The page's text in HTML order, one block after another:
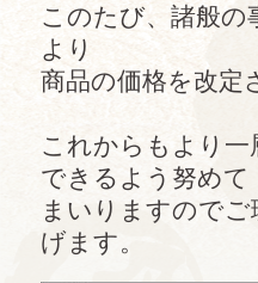
このたび、諸般
より
商品の価格を改定
これからもより
できるよう努めて
まいりますので
げます。